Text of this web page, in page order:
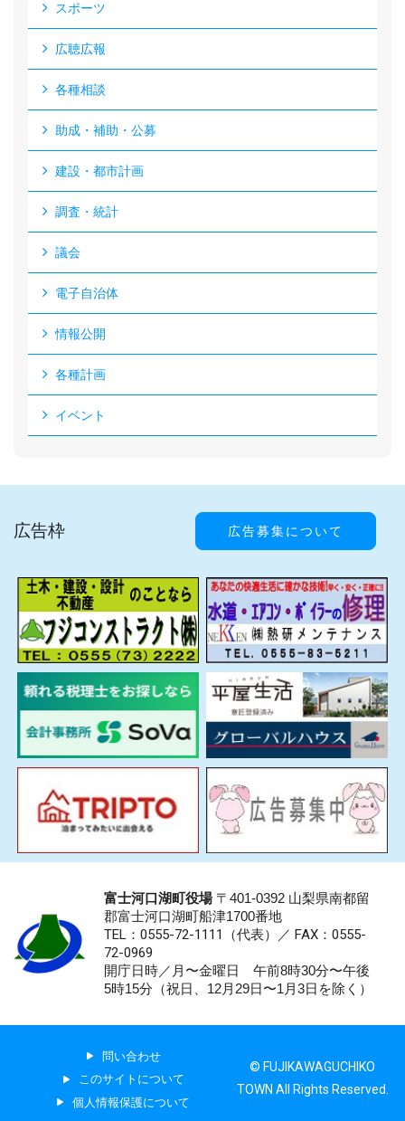
スポーツ
広聴広報
各種相談
助成・補助・公募
建設・都市計画
調査・統計
議会
電子自治体
情報公開
各種計画
イベント
広告枠 広告募集について
富士河口湖町役場〒401-0392 山梨県南都留
郡富士河口湖町船津1700番地
TEL：0555-72-1111 （代表）／ FAX：0555-
72-0969
開庁日時／月〜金曜日 午前8時30分〜午後
5時15分（祝日、12月29日〜1月3日を除く）
問い合わせ
このサイトについて
個人情報保護について
© FUJIKAWAGUCHIKO
TOWN All Rights Reserved.